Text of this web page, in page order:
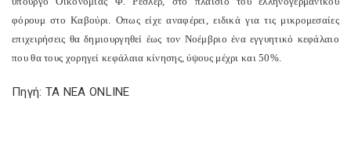
φόρουμ στο Καβούρι. Οπως είχε αναφέρει, ειδικά για τις μικρομεσαίες
επιχειρήσεις θα δημιουργηθεί έως τον Νοέμβριο ένα εγγυητικό κεφάλαιο
που θα τους χορηγεί κεφάλαια κίνησης, ύψους μέχρι και 50%.
Πηγή: TA NEA ONLINE